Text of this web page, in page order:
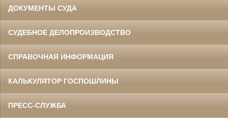
ДОКУМЕНТЫ СУДА
СУДЕБНОЕ ДЕЛОПРОИЗВОДСТВО
СПРАВОЧНАЯ ИНФОРМАЦИЯ
КАЛЬКУЛЯТОР ГОСПОШЛИНЫ
ПРЕСС-СЛУЖБА